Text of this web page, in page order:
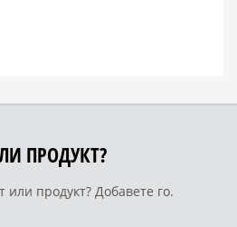
ПРОДУКТ?
продукт? Добавете го.